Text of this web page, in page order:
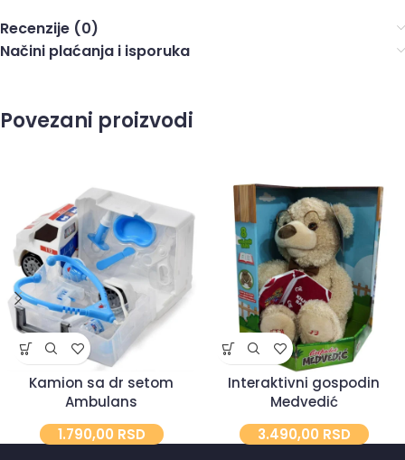
Recenzije (0)
Načini plaćanja i isporuka
Povezani proizvodi
Kamion sa dr setom
Ambulans
1.790,00 RSD
Interaktivni gospodin
Medvedić
3.490,00 RSD